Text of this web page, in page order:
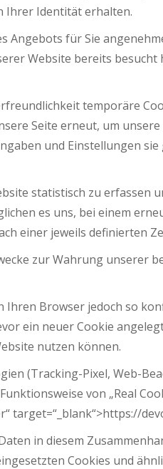
Ihrer Identität erhalten.
Angebots für Sie
Website bereits
temporäre
Seite erneut, um
und Einstellungen
statistisch zu erfassen
es uns, bei einem
einer jeweils definierten
zur Wahrung unserer
Browser jedoch so
ein neuer Cookie
nutzen können.
(Tracking-Pixel, Web-
von „Real
target=“_blank“>https://
in diesem
Cookies und